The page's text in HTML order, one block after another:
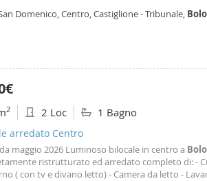
con mobili nuovi e offre tutti i comfort
Domenico, Centro, Castiglione - Tribunale,
2 2 Loc 1 Bagno
arredato Centro
maggio 2026 Luminoso bilocale in centro a
ristrutturato ed arredato completo di: -
( con tv e divano letto) - Camera da letto -